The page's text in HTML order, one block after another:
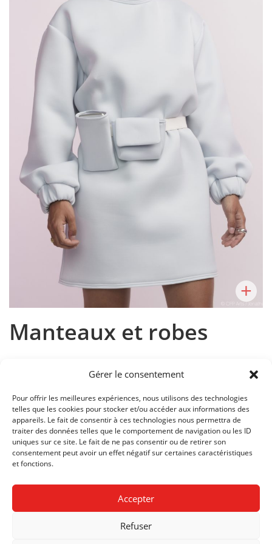
Gérer le consentement
Pour offrir les meilleures expériences, nous utilisons des technologies
telles que les cookies pour stocker et/ou accéder aux informations des
appareils. Le fait de consentir à ces technologies nous permettra de
traiter des données telles que le comportement de navigation ou les ID
uniques sur ce site. Le fait de ne pas consentir ou de retirer son
consentement peut avoir un effet négatif sur certaines caractéristiques
et fonctions.
Accepter
Refuser
+
Manteaux et robes
Cours:Atelier Recherche & Création
Enseignant:Christèle Sturzenegger
SECTION:CRÉATION DE VÊTEMENTS
DEGRÉS:03
ANNÉE: